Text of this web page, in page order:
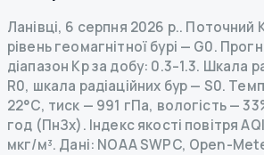
Ланівці, 6 серпня 2026 р.. Поточний
рівень геомагнітної бурі — G0.
діапазон Kp за добу: 0.3–1.3. Шкала
R0, шкала радіаційних бур— S0.
22°C, тиск — 991 гПа, вологість —
год (ПнЗх). Індекс якості повітря
мкг/м³. Дані: NOAA SWPC, Open-